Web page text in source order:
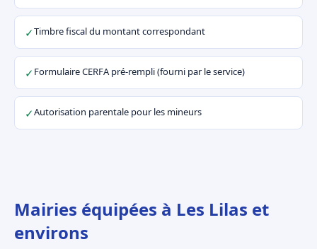
✓Timbre fiscal du montant correspondant
✓ Formulaire CERFA pré-rempli (fourni par le service)
✓Autorisation parentale pour les mineurs
Mairies équipées à Les Lilas et
environs